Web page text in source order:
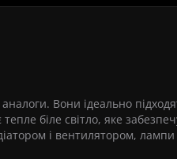
Вони ідеально
біле світло, яке
і вентилятором, лампи